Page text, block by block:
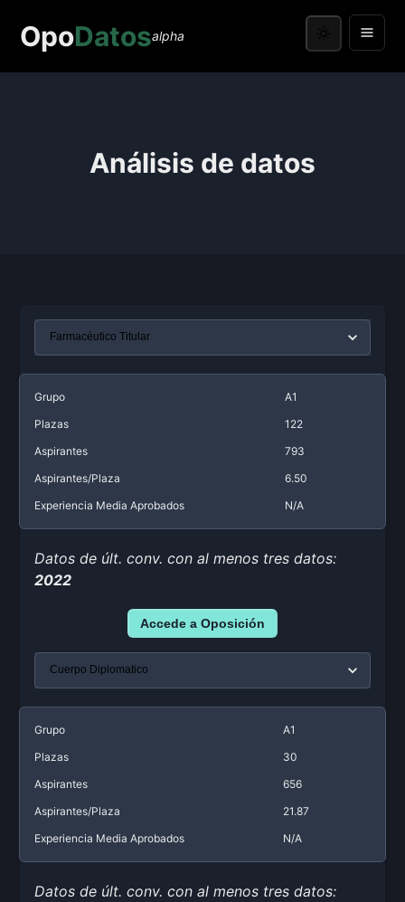
OpoDatosalpha
Análisis de datos
Grupo
A1
Plazas
122
Aspirantes
793
Aspirantes/Plaza
6.50
Experiencia Media Aprobados
N/A
Datos de últ. conv. con al menos tres datos:
2022
Accede a Oposición
Grupo
A1
Plazas
30
Aspirantes
656
Aspirantes/Plaza
21.87
Experiencia Media Aprobados
N/A
Datos de últ. conv. con al menos tres datos: